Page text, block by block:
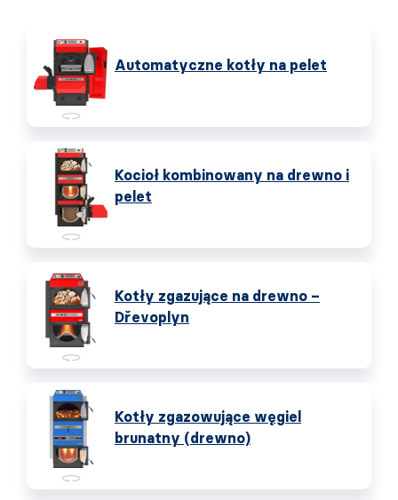
Automatyczne kotły na pelet
Kocioł kombinowany na drewno i
pelet
Kotły zgazujące na drewno –
Dřevoplyn
Kotły zgazowujące węgiel
brunatny (drewno)